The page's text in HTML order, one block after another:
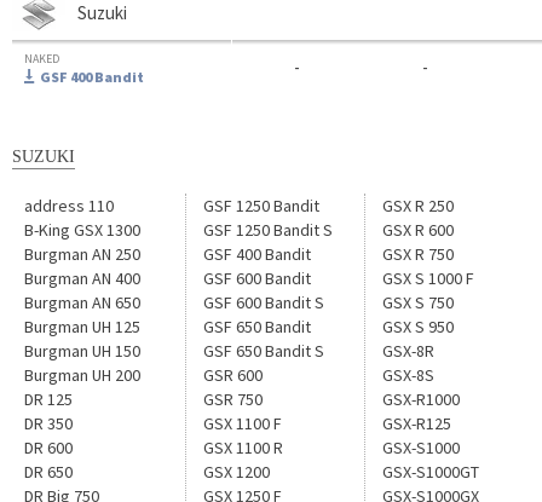
Suzuki
NAKED
GSF 400 Bandit - -
SUZUKI
address 110
B-King GSX 1300
Burgman AN 250
Burgman AN 400
Burgman AN 650
Burgman UH 125
Burgman UH 150
Burgman UH 200
DR 125
DR 350
DR 600
DR 650
DR Big 750
GSF 1250 Bandit
GSF 1250 Bandit S
GSF 400 Bandit
GSF 600 Bandit
GSF 600 Bandit S
GSF 650 Bandit
GSF 650 Bandit S
GSR 600
GSR 750
GSX 1100 F
GSX 1100 R
GSX 1200
GSX 1250 F
GSX R 250
GSX R 600
GSX R 750
GSX S 1000 F
GSX S 750
GSX S 950
GSX-8R
GSX-8S
GSX-R1000
GSX-R125
GSX-S1000
GSX-S1000GT
GSX-S1000GX